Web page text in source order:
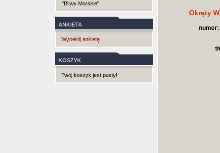
"Bitwy Morskie"
ANKIETA
Wypełnij ankietę
KOSZYK
Twój koszyk jest pusty!
Okręty
numer: